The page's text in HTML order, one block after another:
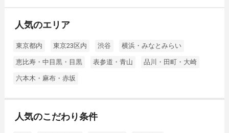
人気のエリア
東京都内 東京23区内 渋谷 横浜・みなとみらい
恵比寿・中目黒・目黒 表参道・青山 品川・田町・大崎
六本木・麻布・赤坂
人気のこだわり条件